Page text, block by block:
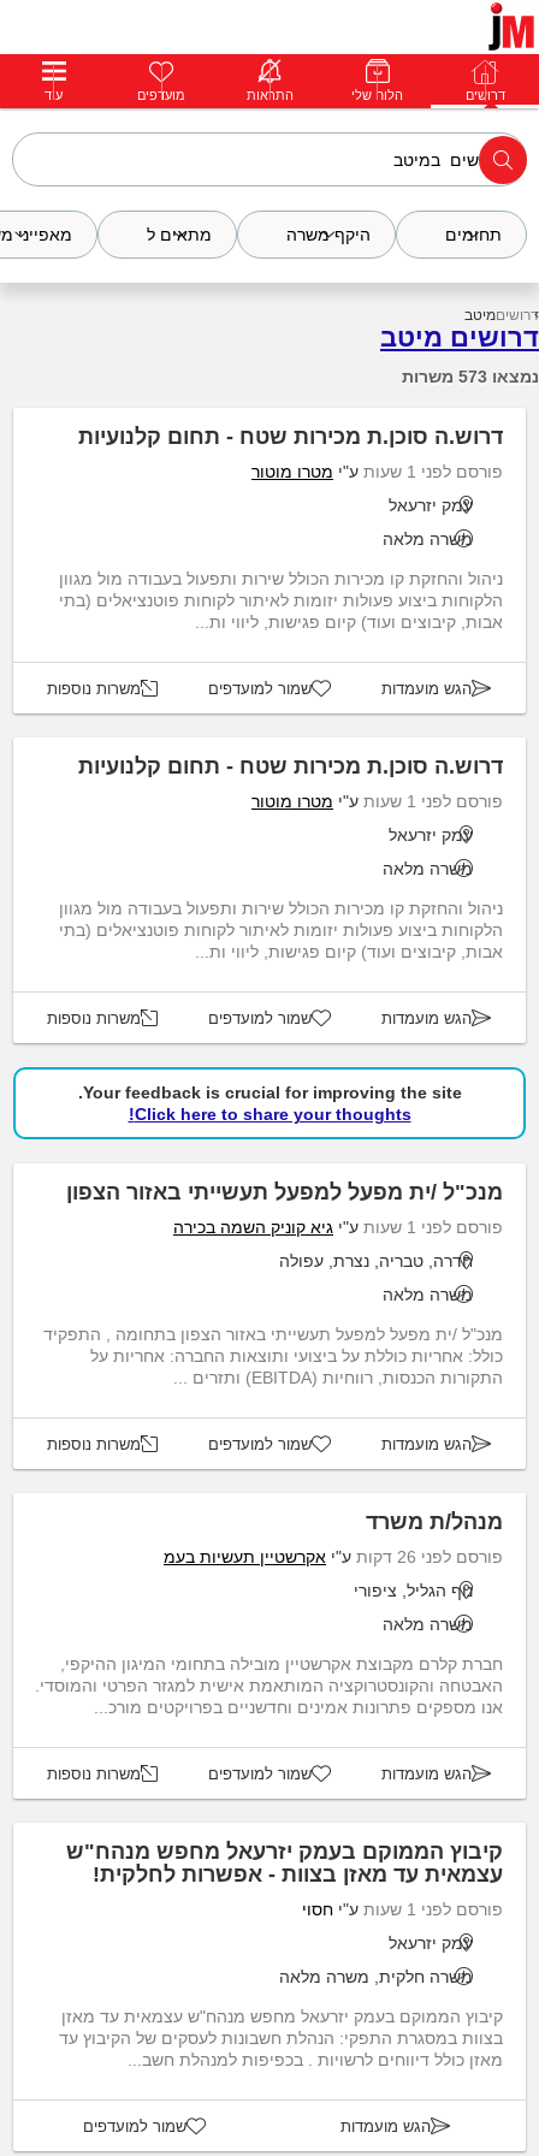
דרושים פרופילים הודעות פרימיום דרושים הלוח שלי התראות מועדפים עוד
תחומים היקף משרה מתאים ל מאפייני
דרושיםמיטב
דרושים מיטב
נמצאו 573 משרות
דרוש.ה סוכן.ת מכירות שטח - תחום קלנועיות
פורסם לפני 1 שעות ע"י מטרו מוטור
עמק יזרעאל
משרה מלאה
ניהול והחזקת קו מכירות הכולל שירות ותפעול בעבודה מול מגוון
הלקוחות ביצוע פעולות יזומות לאיתור לקוחות פוטנציאלים (בתי
אבות, קיבוצים ועוד) קיום פגישות, ליווי ות...
הגש מועמדות שמור למועדפים משרות נוספות
דרוש.ה סוכן.ת מכירות שטח - תחום קלנועיות
פורסם לפני 1 שעות ע"י מטרו מוטור
עמק יזרעאל
משרה מלאה
ניהול והחזקת קו מכירות הכולל שירות ותפעול בעבודה מול מגוון
הלקוחות ביצוע פעולות יזומות לאיתור לקוחות פוטנציאלים (בתי
אבות, קיבוצים ועוד) קיום פגישות, ליווי ות...
הגש מועמדות שמור למועדפים משרות נוספות
Your feedback is crucial for improving the site.
Click here to share your thoughts!
מנכ"ל /ית מפעל למפעל תעשייתי באזור הצפון
פורסם לפני 1 שעות ע"י גיא קוניק השמה בכירה
חדרה, טבריה, נצרת, עפולה
משרה מלאה
מנכ"ל /ית מפעל למפעל תעשייתי באזור הצפון בתחומה , התפקיד
כולל: אחריות כוללת על ביצועי ותוצאות החברה: אחריות על
התקורות הכנסות, רווחיות (EBITDA) ותזרים ...
הגש מועמדות שמור למועדפים משרות נוספות
מנהל/ת משרד
פורסם לפני 26 דקות ע"י אקרשטיין תעשיות בעמ
נוף הגליל, ציפורי
משרה מלאה
חברת קלרם מקבוצת אקרשטיין מובילה בתחומי המיגון ההיקפי,
האבטחה והקונסטרוקציה המותאמת אישית למגזר הפרטי והמוסדי.
אנו מספקים פתרונות אמינים וחדשניים בפרויקטים מורכ...
הגש מועמדות שמור למועדפים משרות נוספות
קיבוץ הממוקם בעמק יזרעאל מחפש מנהח"ש
עצמאית עד מאזן בצוות - אפשרות לחלקית!
פורסם לפני 1 שעות ע"י חסוי
עמק יזרעאל
משרה חלקית, משרה מלאה
קיבוץ הממוקם בעמק יזרעאל מחפש מנהח"ש עצמאית עד מאזן
בצוות במסגרת התפקי: הנהלת חשבונות לעסקים של הקיבוץ עד
מאזן כולל דיווחים לרשויות . בכפיפות למנהלת חשב...
הגש מועמדות שמור למועדפים